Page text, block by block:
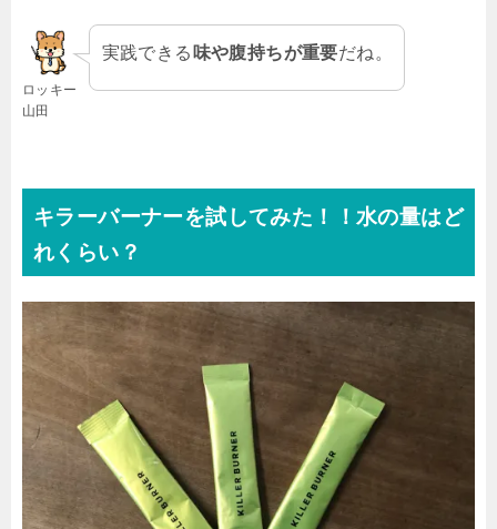
ロッキー
山田
実践できる 味や腹持ちが重要だね。
キラーバーナーを試してみた！！水の量はど
れくらい？